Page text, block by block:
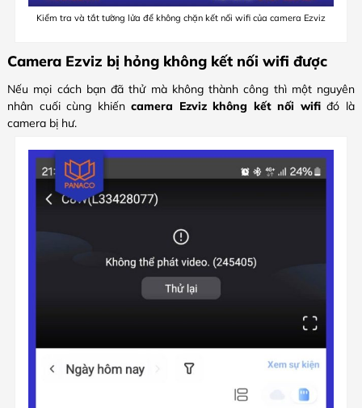
Kiểm tra và tắt tường lửa để không chặn kết nối wifi của camera Ezviz
Camera Ezviz bị hỏng không kết nối wifi được
Nếu mọi cách bạn đã thử mà không thành công thì một nguyên
nhân cuối cùng khiếncamera Ezviz không kết nối wifiđó là
camera bị hư.